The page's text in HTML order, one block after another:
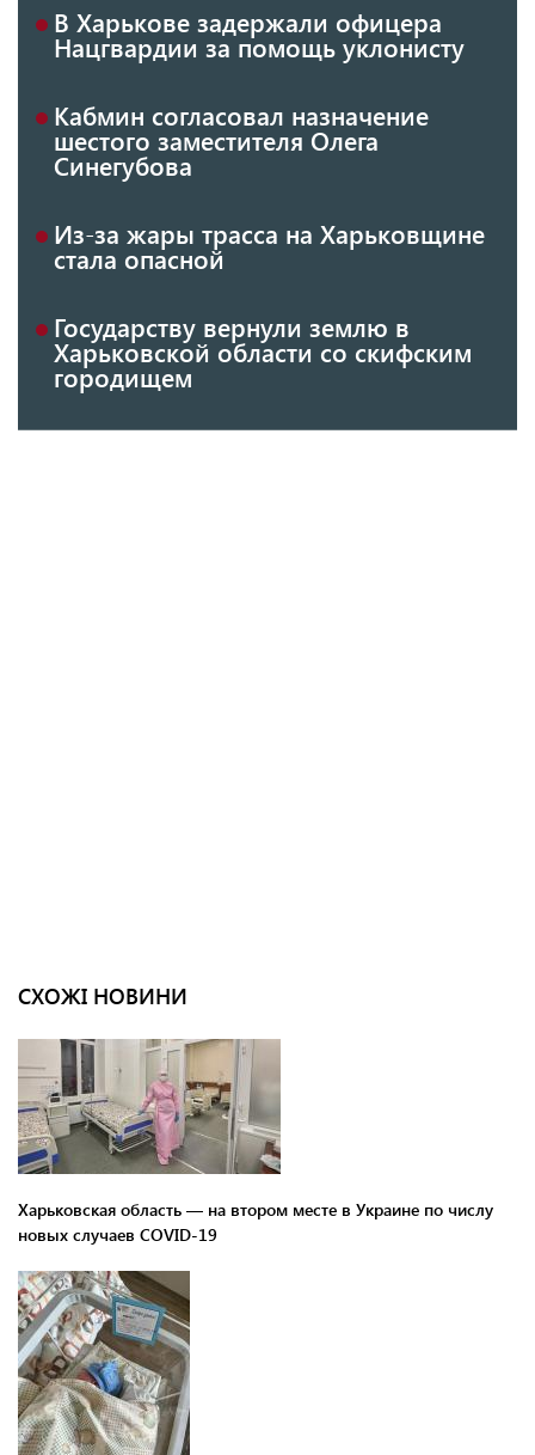
В Харькове задержали офицера
Нацгвардии за помощь уклонисту
Кабмин согласовал назначение
шестого заместителя Олега
Синегубова
Из-за жары трасса на Харьковщине
стала опасной
Государству вернули землю в
Харьковской области со скифским
городищем
СХОЖІ НОВИНИ
Харьковская область — на втором месте в Украине по числу
новых случаев COVID-19